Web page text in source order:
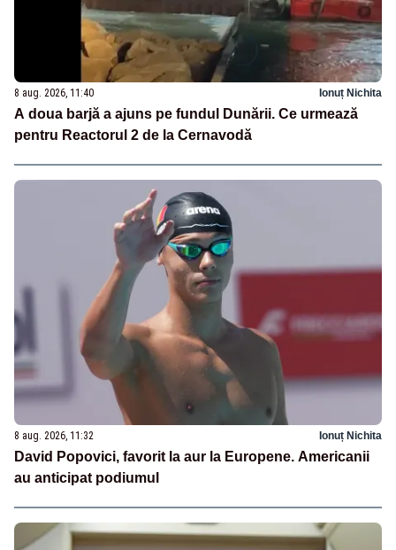
8 aug. 2026, 11:40 Ionuț Nichita
A doua barjă a ajuns pe fundul Dunării. Ce urmează
pentru Reactorul 2 de la Cernavodă
8 aug. 2026, 11:32 Ionuț Nichita
David Popovici, favorit la aur la Europene. Americanii
au anticipat podiumul